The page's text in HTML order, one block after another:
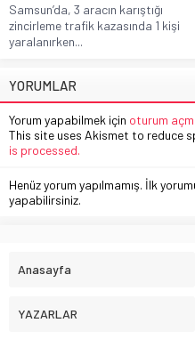
Samsun’da, 3 aracın karıştığı
zincirleme trafik kazasında 1 kişi
yaralanırken...
YORUMLAR
Yorum yapabilmek için oturum
This site uses Akismet to reduce
is processed.
Henüz yorum yapılmamış. İlk
yapabilirsiniz.
Anasayfa
YAZARLAR